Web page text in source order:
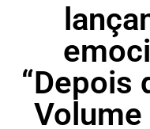
“Depois